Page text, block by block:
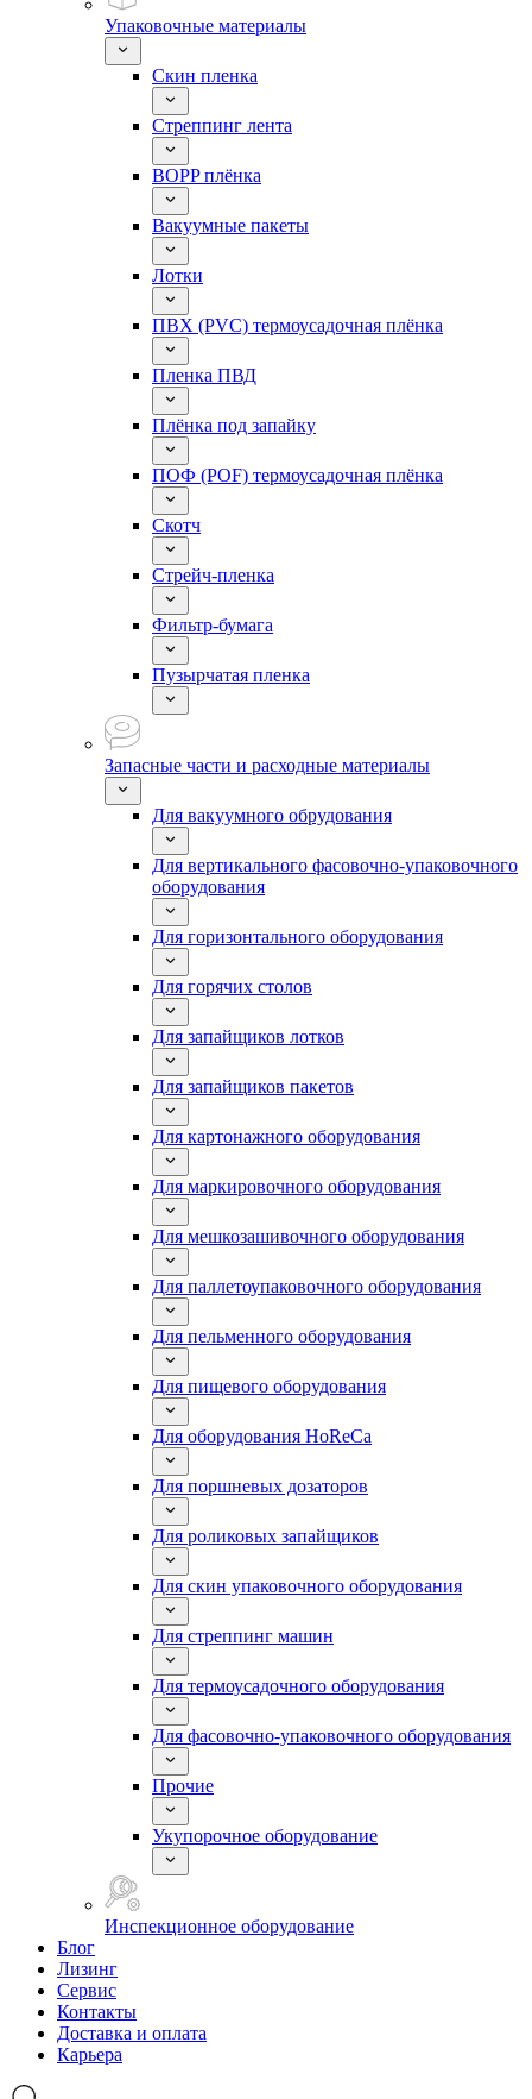
Упаковочные материалы
Скин пленка
Стреппинг лента
BOPP плёнка
Вакуумные пакеты
Лотки
ПВХ (PVC) термоусадочная плёнка
Пленка ПВД
Плёнка под запайку
ПОФ (POF) термоусадочная плёнка
Скотч
Стрейч-пленка
Фильтр-бумага
Пузырчатая пленка
Запасные части и расходные материалы
Для вакуумного обрудования
Для вертикального фасовочно-упаковочного
оборудования
Для горизонтального оборудования
Для горячих столов
Для запайщиков лотков
Для запайщиков пакетов
Для картонажного оборудования
Для маркировочного оборудования
Для мешкозашивочного оборудования
Для паллетоупаковочного оборудования
Для пельменного оборудования
Для пищевого оборудования
Для оборудования HoReCa
Для поршневых дозаторов
Для роликовых запайщиков
Для скин упаковочного оборудования
Для стреппинг машин
Для термоусадочного оборудования
Для фасовочно-упаковочного оборудования
Прочие
Укупорочное оборудование
Инспекционное оборудование
Блог
Лизинг
Сервис
Контакты
Доставка и оплата
Карьера